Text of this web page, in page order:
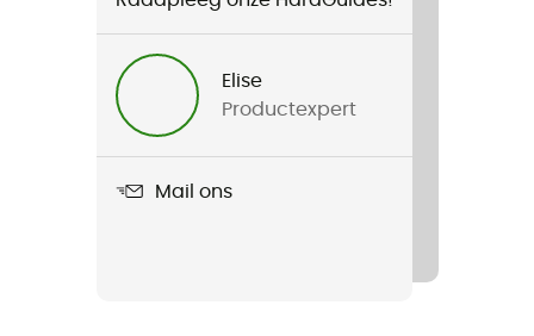
Elise
Productexpert
Mail ons